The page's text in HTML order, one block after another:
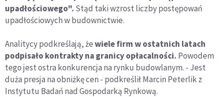
upadłościowego". Stąd taki wzrost liczby postępowań
upadłościowych w budownictwie.
Analitycy podkreślają, żewiele firm w ostatnich latach
podpisało kontrakty na granicy opłacalności. Powodem
tego jest ostra konkurencja na rynku budowlanym. - Jest
duża presja na obniżkę cen - podkreślił Marcin Peterlik z
Instytutu Badań nad Gospodarką Rynkową.